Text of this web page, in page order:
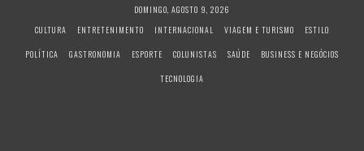
DOMINGO, AGOSTO 9, 2026
CULTURA
ENTRETENIMENTO INTERNACIONAL VIAGEM E TURISMO
ESTILO
POLÍTICA
GASTRONOMIA ESPORTE COLUNISTAS SAÚDE
BUSINESS E NEGÓCIOS
TECNOLOGIA